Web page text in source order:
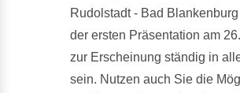
Rudolstadt - Bad
der ersten Präsentation am
zur Erscheinung ständig in
sein. Nutzen auch Sie die